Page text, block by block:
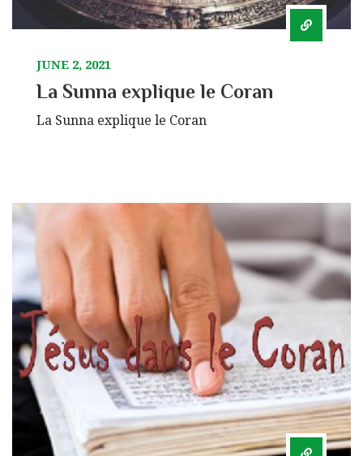
JUNE 2, 2021
La Sunna explique le Coran
La Sunna explique le Coran